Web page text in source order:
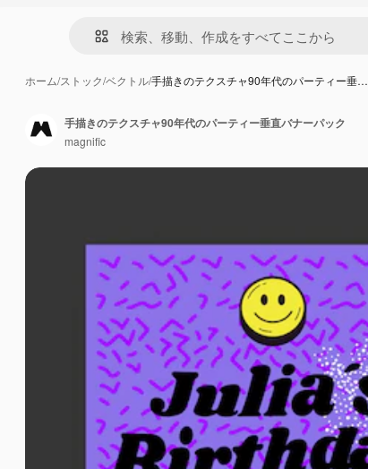
ホーム/ストック/ベクトル/手描きのテクスチャ90年代のパーティー垂…
手描きのテクスチャ90年代のパーティー垂直バナーパック
magnific